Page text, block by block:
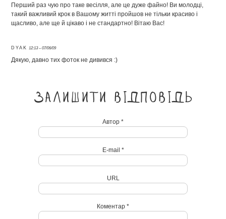
Перший раз чую про таке весілля, але це дуже файно! Ви молодці,
такий важливий крок в Вашому житті пройшов не тільки красиво і
щасливо, але ще й цікаво і не стандартно! Вітаю Вас!
DYAK 12:13 – 07/06/09
Дякую, давно тих фоток не дивився :)
Залишити відповідь
Автор *
E-mail *
URL
Коментар *